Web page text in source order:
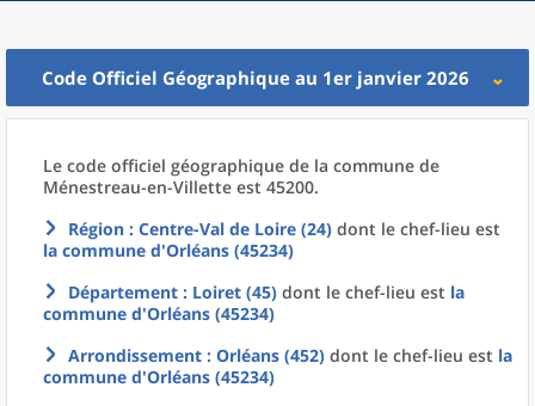
Code Officiel Géographique au 1er janvier 2026
Le code officiel géographique de la commune de
Ménestreau-en-Villette est 45200.
Région : Centre-Val de Loire (24) dont le chef-lieu est
la commune d'Orléans (45234)
Département : Loiret (45) dont le chef-lieu est la
commune d'Orléans (45234)
Arrondissement : Orléans (452) dont le chef-lieu est la
commune d'Orléans (45234)